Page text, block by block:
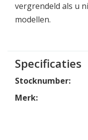
vergrendeld als u
modellen.
Specificaties
Stocknumber:
Merk: